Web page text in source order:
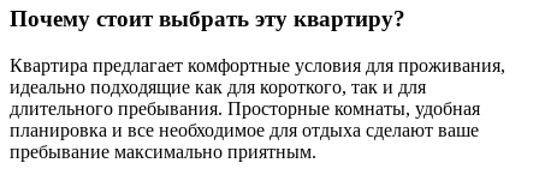
Почему стоит выбрать эту квартиру?
Квартира предлагает комфортные условия для проживания,
идеально подходящие как для короткого, так и для
длительного пребывания. Просторные комнаты, удобная
планировка и все необходимое для отдыха сделают ваше
пребывание максимально приятным.